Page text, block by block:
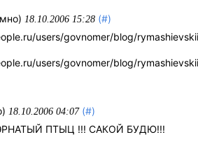
18.10.2006 15:28 (#)
users/govnomer/blog/
users/govnomer/blog/
18.10.2006 04:07 (#)
ПТЫЦ !!! САКОЙ БУДЮ!!!